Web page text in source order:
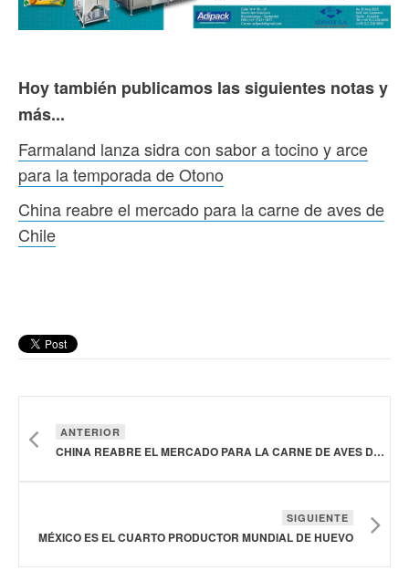
Hoy también publicamos las siguientes notas y
más...
Farmaland lanza sidra con sabor a tocino y arce
para la temporada de Otono
China reabre el mercado para la carne de aves de
Chile
ANTERIOR
CHINA REABRE EL MERCADO PARA LA CARNE DE AVES DE CHILE
SIGUIENTE
MÉXICO ES EL CUARTO PRODUCTOR MUNDIAL DE HUEVO